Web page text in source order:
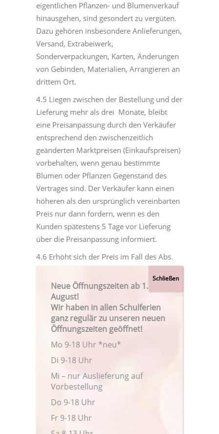
eigentlichen Pflanzen- und Blumenverkauf
hinausgehen, sind gesondert zu vergüten.
Dazu gehören insbesondere Anlieferungen,
Versand, Extrabeiwerk,
Sonderverpackungen, Karten, Änderungen
von Gebinden, Materialien, Arrangieren an
drittem Ort.
4.5 Liegen zwischen der Bestellung und der
Lieferung mehr als drei Monate, bleibt
eine Preisanpassung durch den Verkäufer
entsprechend den zwischenzeitlich
geänderten Marktpreisen (Einkaufspreisen)
vorbehalten, wenn genau bestimmte
Blumen oder Pflanzen Gegenstand des
Vertrages sind. Der Verkäufer kann einen
höheren als den ursprünglich vereinbarten
Preis nur dann fordern, wenn es den
Kunden spätestens 5 Tage vor Lieferung
über die Preisanpassung informiert.
4.6 Erhöht sich der Preis im Fall des Abs.
Bestellung um mehr als 10%, ist der Kunde
berechtigt, binnen drei Tagen nach
Empfang der Information über die
Preiserhöhung vom Vertrag
zurückzutreten. Dies benötigt die
Schriftform.
Lieferung, Warenverfügbarkeit,
Lieferzeiten
5.1. Sollte die Zustellung der Ware durch
Verschulden des Käufers trotz
Auslieferversuch scheitern, kann der
Neue Öffnungszeiten ab 1.
August!
Wir haben in allen Schulferien
ganz regulär zu unseren neuen
Öffnungszeiten geöffnet!
Mo 9-18 Uhr *neu*
Di 9-18 Uhr
Mi – nur Auslieferung auf
Vorbestellung
Do 9-18 Uhr
Fr 9-18 Uhr